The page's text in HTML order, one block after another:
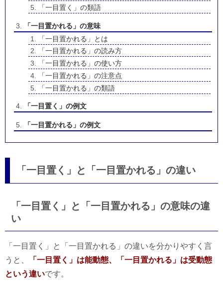
「一目置く」の類語
「一目置かれる」の意味
「一目置かれる」とは
「一目置かれる」の読み方
「一目置かれる」の使い方
「一目置かれる」の注意点
「一目置かれる」の類語
「一目置く」の例文
「一目置かれる」の例文
「一目置く」と「一目置かれる」の違い
「一目置く」と「一目置かれる」の意味の違
い
「一目置く」と「一目置かれる」の違いを分かりやすく言
うと、
「一目置く」は能動態、「一目置かれる」は受動態
という違いです。